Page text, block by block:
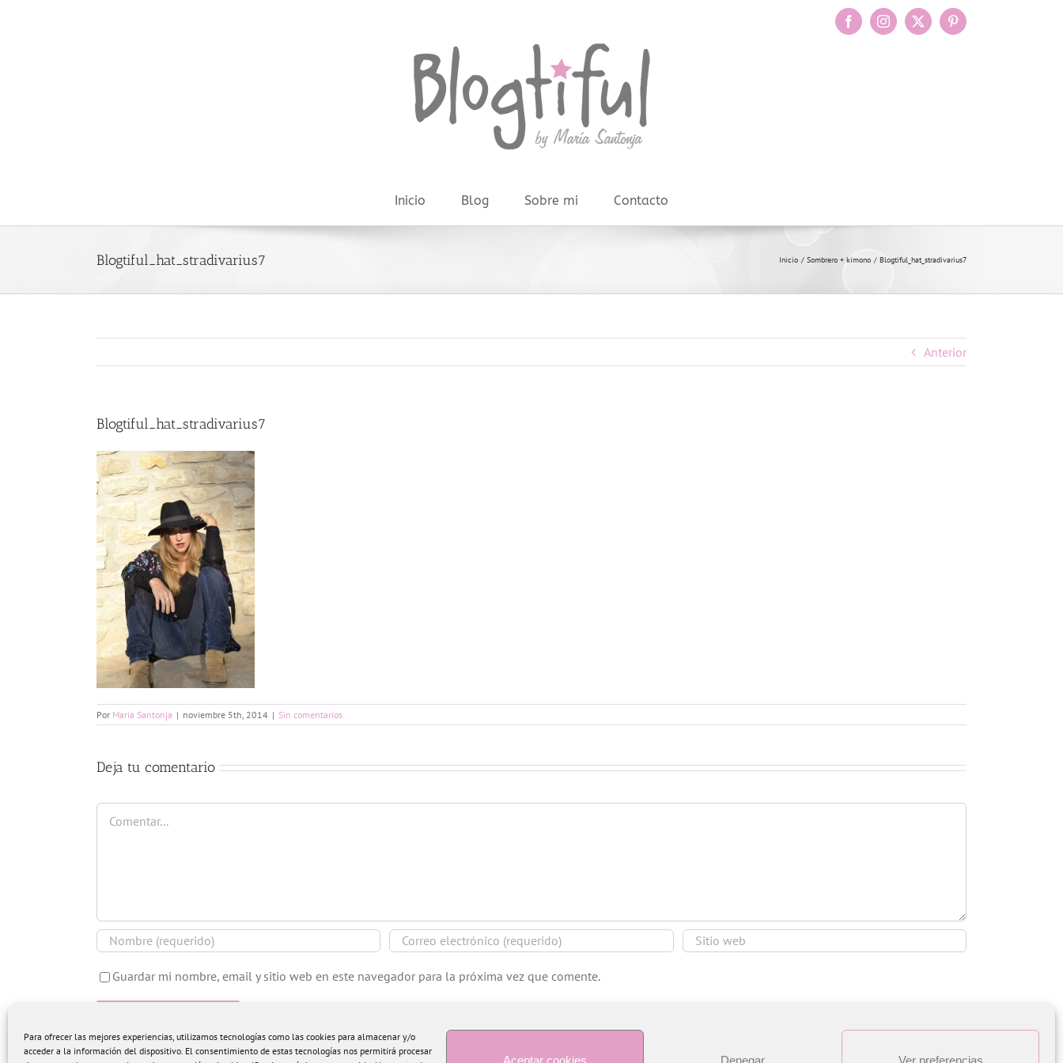
Para ofrecer las mejores experiencias, utilizamos tecnologías como las cookies para almacenar y/o
acceder a la información del dispositivo. El consentimiento de estas tecnologías nos permitirá procesar
Aceptar cookies Denegar Ver preferencias
FacebookInstagram
X Pinterest
Inicio Blog Sobre mi Contacto
Blogtiful_hat_stradivarius7 Inicio Sombrero + kimono Blogtiful_hat_stradivarius7
Anterior
Blogtiful_hat_stradivarius7
Por Maria Santonja | noviembre 5th, 2014 | Sin comentarios
Deja tu comentario
Comentar
Guardar mi nombre, email y sitio web en este navegador para la próxima vez que comente.